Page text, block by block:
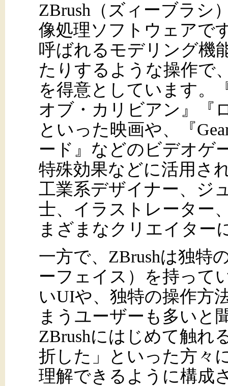
ZBrush（ズィーブラシ
像処理ソフトウェアで
呼ばれるモデリング機
たりするような操作で
を得意としています。
オブ・カリビアン』『
といった映画や、『
ード』などのビデオゲ
特殊効果などに活用さ
工業系デザイナー、ジ
士、イラストレーター
まざまなクリエイター
一方で、ZBrushは独特
ーフェイス）を持って
いUIや、独特の操作方
まうユーザーも多いと
ZBrushにはじめて触れ
折した」といった方々
理解できるように構成